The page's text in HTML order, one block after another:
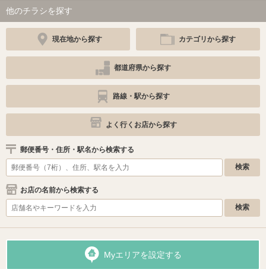
他のチラシを探す
現在地から探す カテゴリから探す
都道府県から探す
路線・駅から探す
よく行くお店から探す
郵便番号・住所・駅名から検索する
お店の名前から検索する
Myエリアを設定する